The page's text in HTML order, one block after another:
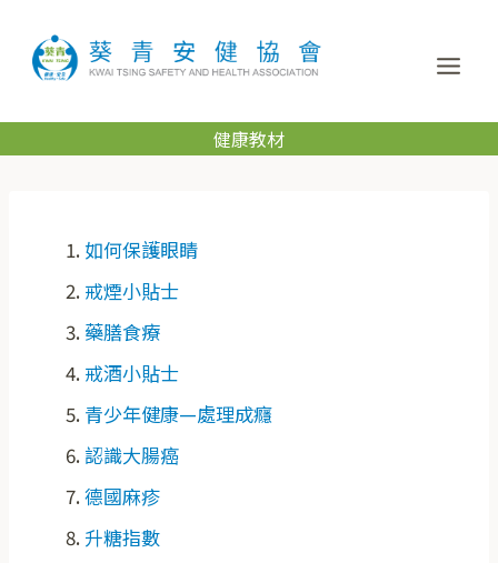
健康教材
如何保護眼睛
戒煙小貼士
藥膳食療
戒酒小貼士
青少年健康—處理成癮
認識大腸癌
德國麻疹
升糖指數